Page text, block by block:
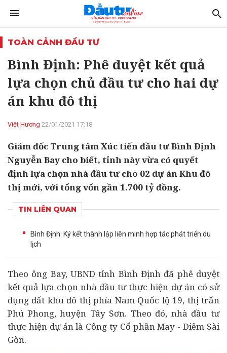
TOÀN CẢNH ĐẦU TƯ
Bình Định: Phê duyệt kết quả
lựa chọn chủ đầu tư cho hai dự
án khu đô thị
Việt Hương 22/01/2021 17:18
Giám đốc Trung tâm Xúc tiến đầu tư Bình Định
Nguyễn Bay cho biết, tỉnh này vừa có quyết
định lựa chọn nhà đầu tư cho 02 dự án Khu đô
thị mới, với tổng vốn gần 1.700 tỷ đồng.
TIN LIÊN QUAN
Bình Định: Ký kết thành lập liên minh hợp tác phát triển du
lịch
Theo ông Bay, UBND tỉnh Bình Định đã phê duyệt
kết quả lựa chọn nhà đầu tưthực hiện dự áncó sử
dụng đất khu đô thị phía Nam Quốc lộ 19, thị trấn
Phú Phong, huyện Tây Sơn. Theo đó, nhà đầu tư
thực hiện dự án là Công ty Cổ phần May - Diêm Sài
Gòn.